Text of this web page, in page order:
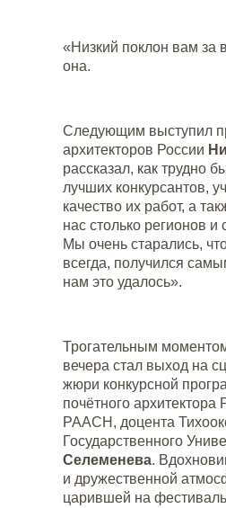
«Низкий поклон вам за
она.
Следующим выступил
архитекторов России
рассказал, как трудно
лучших конкурсантов,
качество их работ, а
нас столько регионов и
Мы очень старались,
всегда, получился
нам это удалось».
Трогательным
вечера стал выход на
жюри конкурсной
почётного архитектора
РААСН, доцента
Государственного
Селеменева.
и дружественной
царившей на